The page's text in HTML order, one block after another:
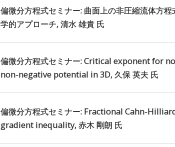
偏微分方程式セミナー: 曲面上の非圧縮流体方
学的アプローチ, 清水 雄貴 氏
偏微分方程式セミナー: Critical exponent for
non-negative potential in 3D, 久保 英夫 氏
偏微分方程式セミナー: Fractional Cahn-
gradient inequality, 赤木 剛朗 氏